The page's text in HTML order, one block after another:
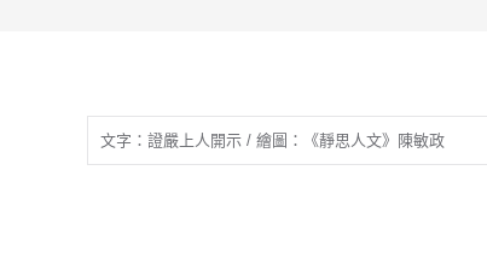
文字：證嚴上人開示 / 繪圖：《靜思人文》陳敏政